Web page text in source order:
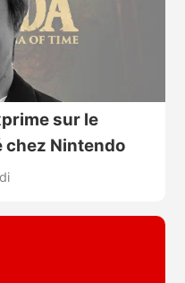
sur le
chez Nintendo